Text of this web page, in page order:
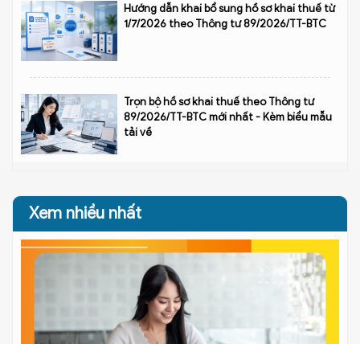
Hướng dẫn khai bổ sung hồ sơ khai thuế từ
1/7/2026 theo Thông tư 89/2026/TT-BTC
Trọn bộ hồ sơ khai thuế theo Thông tư
89/2026/TT-BTC mới nhất - Kèm biểu mẫu
tải về
Xem nhiều nhất